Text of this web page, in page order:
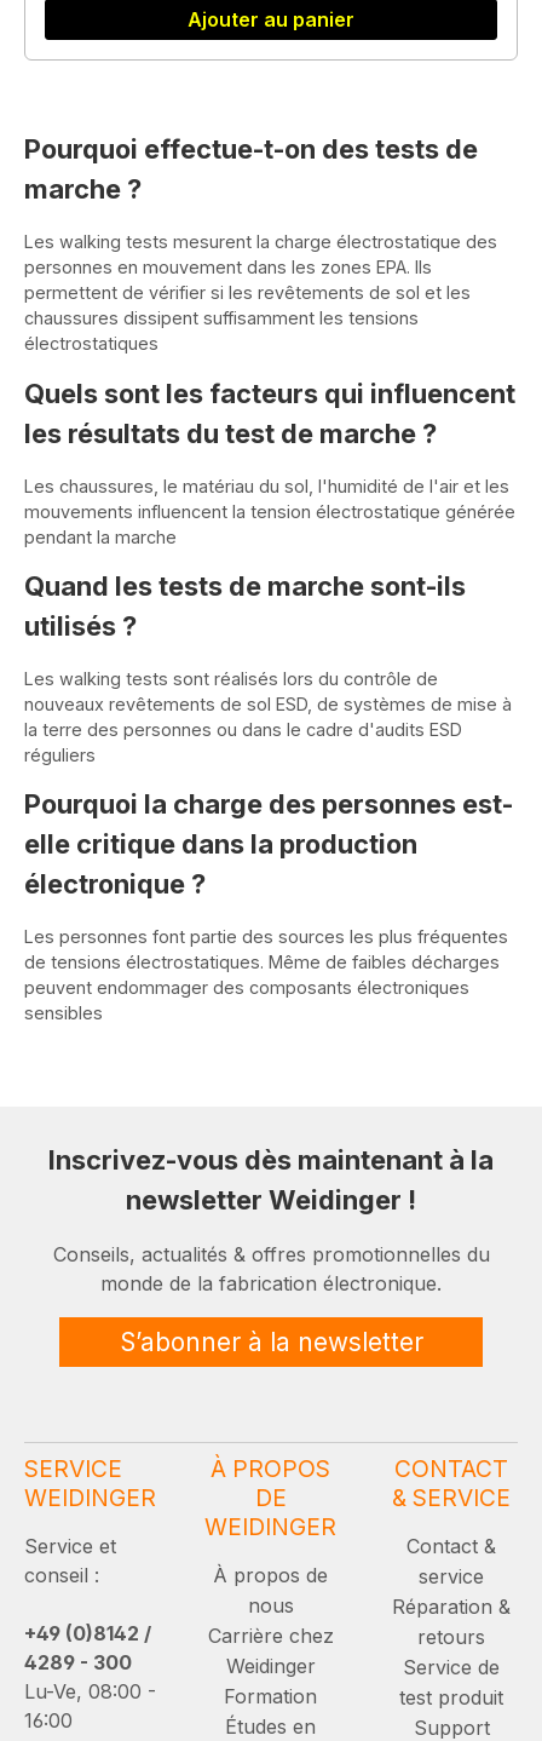
Ajouter au panier
Pourquoi effectue-t-on des tests de
marche ?
Les walking tests mesurent la charge électrostatique des
personnes en mouvement dans les zones EPA. Ils
permettent de vérifier si les revêtements de sol et les
chaussures dissipent suffisamment les tensions
électrostatiques
Quels sont les facteurs qui influencent
les résultats du test de marche ?
Les chaussures, le matériau du sol, l'humidité de l'air et les
mouvements influencent la tension électrostatique générée
pendant la marche
Quand les tests de marche sont-ils
utilisés ?
Les walking tests sont réalisés lors du contrôle de
nouveaux revêtements de sol ESD, de systèmes de mise à
la terre des personnes ou dans le cadre d'audits ESD
réguliers
Pourquoi la charge des personnes est-
elle critique dans la production
électronique ?
Les personnes font partie des sources les plus fréquentes
de tensions électrostatiques. Même de faibles décharges
peuvent endommager des composants électroniques
sensibles
Inscrivez-vous dès maintenant à la
newsletter Weidinger !
Conseils, actualités & offres promotionnelles du
monde de la fabrication électronique.
S’abonner à la newsletter
SERVICE
WEIDINGER
Service et
conseil :
+49 (0)8142 /
4289 - 300
Lu-Ve, 08:00 -
16:00
À PROPOS
DE
WEIDINGER
À propos de
nous
Carrière chez
Weidinger
Formation
Études en
CONTACT
& SERVICE
Contact &
service
Réparation &
retours
Service de
test produit
Support